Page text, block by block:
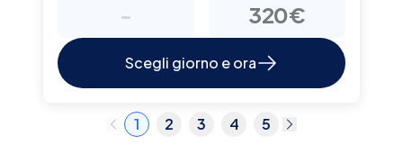
- 320€
Scegli giorno e ora
1 2 3 4 5